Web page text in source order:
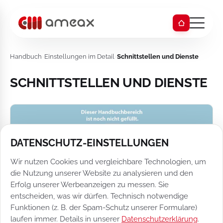
Handbuch ›Einstellungen im Detail ›Schnittstellen und Dienste
SCHNITTSTELLEN UND DIENSTE
DATENSCHUTZ-EINSTELLUNGEN
Wir nutzen Cookies und vergleichbare Technologien, um
die Nutzung unserer Website zu analysieren und den
Erfolg unserer Werbeanzeigen zu messen. Sie
entscheiden, was wir dürfen. Technisch notwendige
Funktionen (z. B. der Spam-Schutz unserer Formulare)
laufen immer. Details in unserer Datenschutzerklärung.